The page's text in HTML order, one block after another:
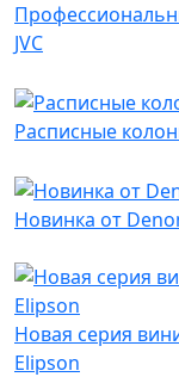
JVC
Расписные
Новинка от
Новая серия
Elipson